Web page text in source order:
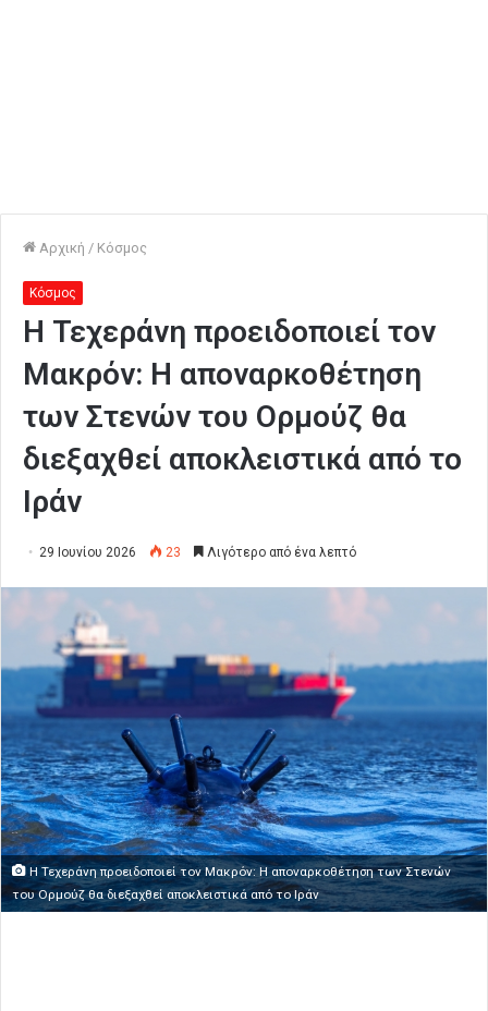
Αρχική / Κόσμος
Κόσμος
Η Τεχεράνη προειδοποιεί τον
Μακρόν: Η αποναρκοθέτηση
των Στενών του Ορμούζ θα
διεξαχθεί αποκλειστικά από το
Ιράν
29 Ιουνίου 2026 23 Λιγότερο από ένα λεπτό
Η Τεχεράνη προειδοποιεί τον Μακρόν: Η αποναρκοθέτηση των Στενών
του Ορμούζ θα διεξαχθεί αποκλειστικά από το Ιράν